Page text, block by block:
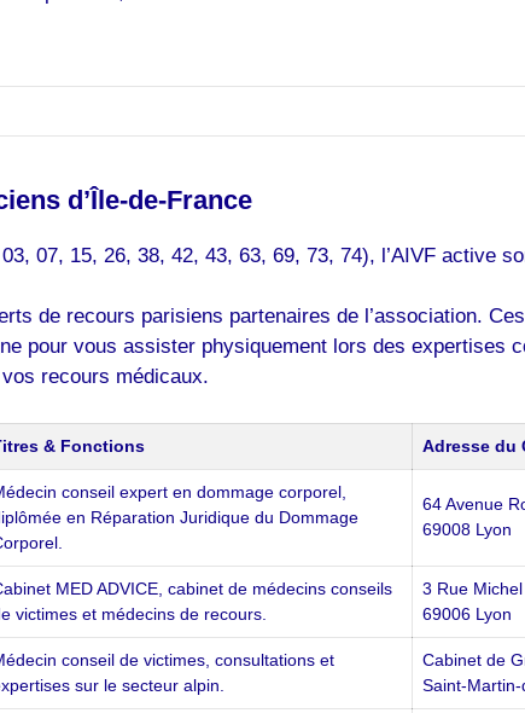
d’Île-de-France
07, 15, 26, 38, 42, 43, 63, 69, 73, 74), l’AIVF active
de recours parisiens partenaires de l’association.
pour vous assister physiquement lors des expertises
recours médicaux.
& Fonctions Adresse du
conseil expert en dommage corporel,
en Réparation Juridique du Dommage
64 Avenue
69008 Lyon
MED ADVICE, cabinet de médecins conseils
victimes et médecins de recours.
3 Rue Michel
69006 Lyon
conseil de victimes, consultations et
sur le secteur alpin.
Cabinet de
Saint-Martin-